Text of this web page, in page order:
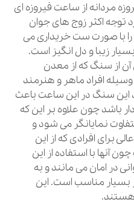
مردانه از ساعت فیروزه ای
توجه اکثر زوج های جوان
با صورت ست خریداری می
زیبا و دل انگیز است.
از سنگ که از معدن
افراد ماهر و هنرمند
این سنگ در این ساعت باعث
باشد چون علاوه بر این که
نمایانگر می شود و
برای افرادی که از این
آنها با استفاده از این
در امان می مانند و به
بسیار مناسب است. این
هستند.